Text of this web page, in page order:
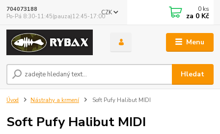
Menu
CZK
Hledat
704073188
Po-Pá 8:30-11:45(pauza)12:45-17:00
0 ks
za 0 Kč
Úvod Nástrahy a krmení Soft Pufy Halibut MIDI
Soft Pufy Halibut MIDI